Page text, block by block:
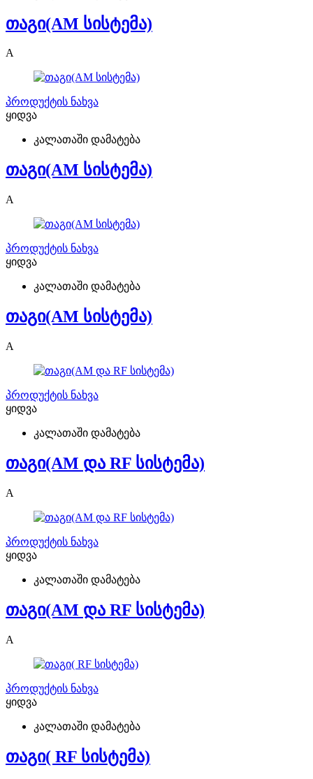
თაგი(AM სისტემა)
A
პროდუქტის ნახვა
ყიდვა
კალათაში დამატება
თაგი(AM სისტემა)
A
პროდუქტის ნახვა
ყიდვა
კალათაში დამატება
თაგი(AM სისტემა)
A
პროდუქტის ნახვა
ყიდვა
კალათაში დამატება
თაგი(AM და RF სისტემა)
A
პროდუქტის ნახვა
ყიდვა
კალათაში დამატება
თაგი(AM და RF სისტემა)
A
პროდუქტის ნახვა
ყიდვა
კალათაში დამატება
თაგი( RF სისტემა)